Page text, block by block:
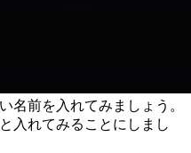
名前を入れてみましょう。
入れてみることにしまし